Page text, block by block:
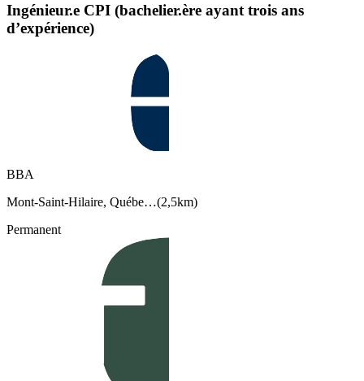
Ingénieur.e CPI (bachelier.ère ayant trois ans
d’expérience)
BBA
Mont-Saint-Hilaire, Québe…(2,5km)
Permanent